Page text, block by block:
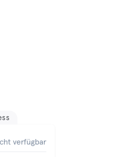
verfügbar